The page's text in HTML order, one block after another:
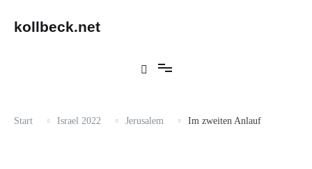
springen
kollbeck.net
Start Israel 2022 Jerusalem Im zweiten Anlauf